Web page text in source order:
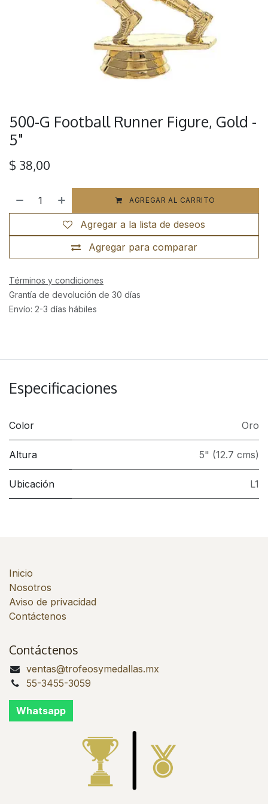
500-G Football Runner Figure, Gold -
5"
$ 38,00
AGREGAR AL CARRITO
Agregar para comparar
Agregar a la lista de deseos
Términos y condiciones
Grantía de devolución de 30 días
Envío: 2-3 días hábiles
Especificaciones
Color Oro
Altura 5" (12.7 cms)
Ubicación L1
Inicio
Nosotros
Aviso de privacidad
Contáctenos
Contáctenos
ventas@trofeosymedallas.mx
55-3455-3059
Whatsapp